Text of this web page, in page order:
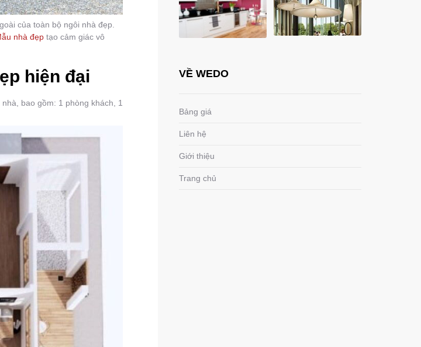
của toàn bộ ngôi nhà đẹp.
nhà đẹp tạo cảm giác vô
hiện đại
bao gồm: 1 phòng khách, 1
VỀ WEDO
Bảng giá
Liên hệ
Giới thiệu
Trang chủ